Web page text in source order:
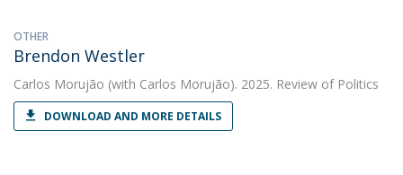
OTHER
Brendon Westler
Carlos Morujão (with Carlos Morujão). 2025. Review of Politics
DOWNLOAD AND MORE DETAILS